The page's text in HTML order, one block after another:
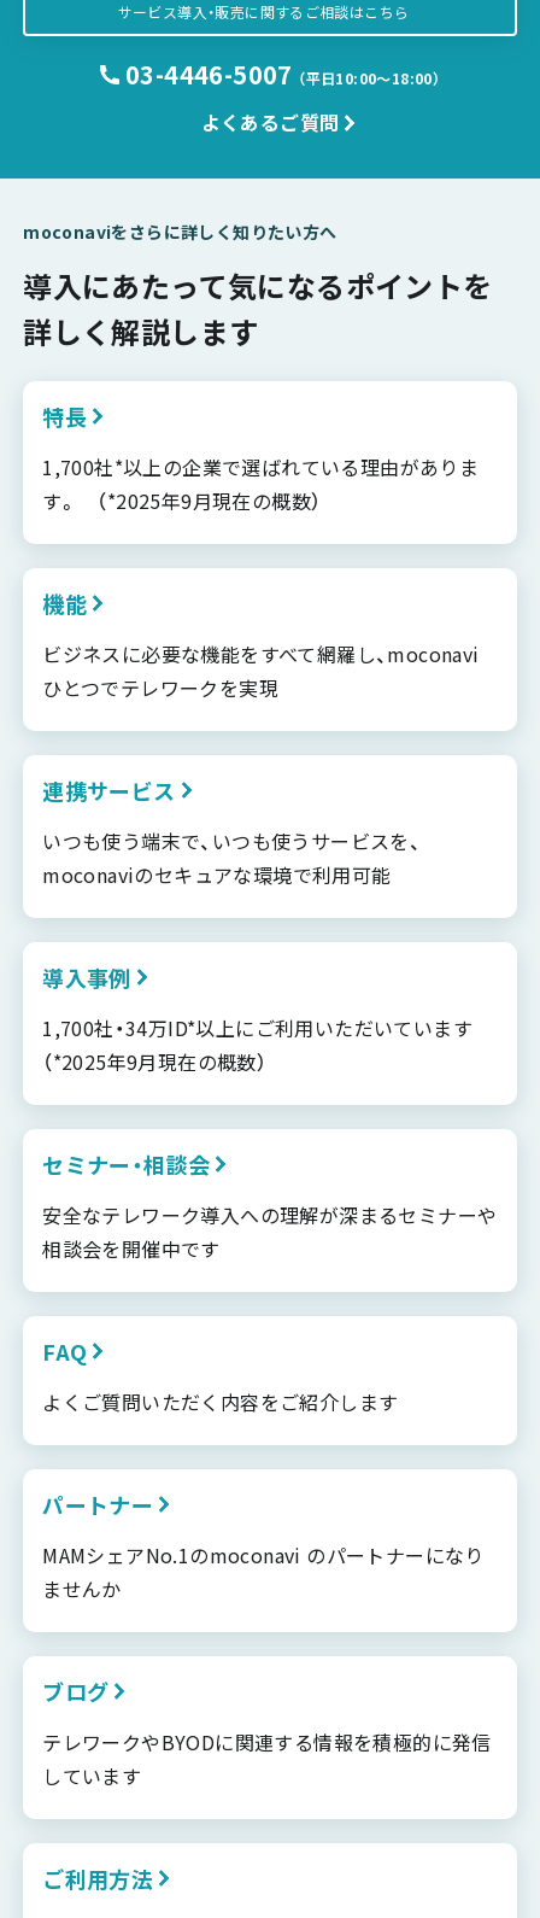
サービス導入・販売に関するご相談はこちら
03-4446-5007 （平日10:00〜18:00）
よくあるご質問
moconaviをさらに詳しく知りたい方へ
導入にあたって気になるポイントを
詳しく解説します
特長
1,700社*以上の企業で選ばれている理由がありま
す。 （*2025年9月現在の概数）
機能
ビジネスに必要な機能をすべて網羅し、moconavi
ひとつでテレワークを実現
連携サービス
いつも使う端末で、いつも使うサービスを、
moconaviのセキュアな環境で利用可能
導入事例
1,700社・34万ID*以上にご利用いただいています
（*2025年9月現在の概数）
セミナー・相談会
安全なテレワーク導入への理解が深まるセミナーや
相談会を開催中です
FAQ
よくご質問いただく内容をご紹介します
パートナー
MAMシェアNo.1のmoconavi のパートナーになり
ませんか
ブログ
テレワークやBYODに関連する情報を積極的に発信
しています
ご利用方法